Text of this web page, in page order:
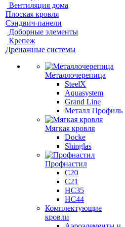
Вентиляция дома
Плоская кровля
Сэндвич-панели
Доборные элементы
Крепеж
Дренажные системы
Металлочерепица
SteelX
Aquasystem
Grand Line
Металл Профиль
Мягкая кровля
Docke
Shinglas
Профнастил
C20
C21
НС35
НС44
Комплектующие
кровли